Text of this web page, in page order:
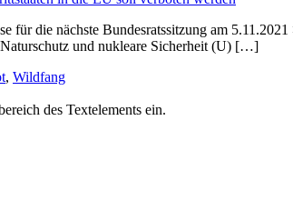
für die nächste Bundesratssitzung am
und nukleare Sicherheit (U) […]
, Wildfang
des Textelements ein.